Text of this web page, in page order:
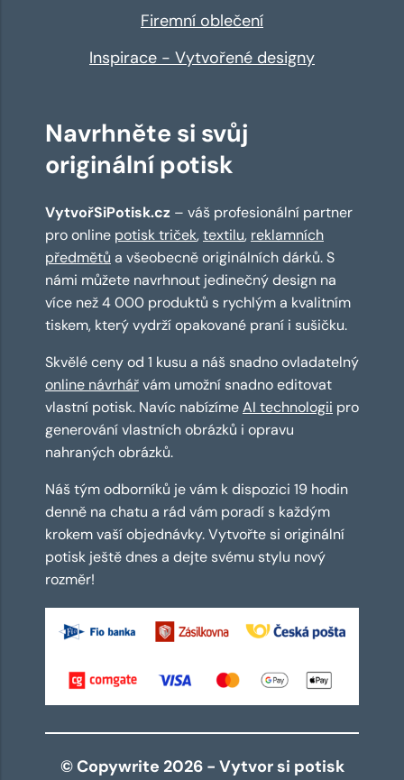
Firemní oblečení
Inspirace - Vytvořené designy
Navrhněte si svůj
originální potisk
VytvořSiPotisk.cz – váš profesionální partner
pro online potisk triček,textilu, reklamních
předmětů a všeobecně originálních dárků. S
námi můžete navrhnout jedinečný design na
více než 4 000 produktů s rychlým a kvalitním
tiskem, který vydrží opakované praní i sušičku.
Skvělé ceny od 1 kusu a náš snadno ovladatelný
online návrhářvám umožní snadno editovat
vlastní potisk. Navíc nabízímeAI technologii pro
generování vlastních obrázků i opravu
nahraných obrázků.
Náš tým odborníků je vám k dispozici 19 hodin
denně na chatu a rád vám poradí s každým
krokem vaší objednávky. Vytvořte si originální
potisk ještě dnes a dejte svému stylu nový
rozměr!
© Copywrite 2026 - Vytvor si potisk